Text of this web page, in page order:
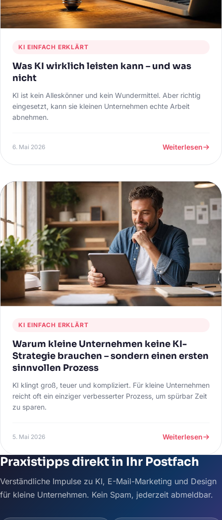
KI EINFACH ERKLÄRT
Was KI wirklich leisten kann – und was
nicht
KI ist kein Alleskönner und kein Wundermittel. Aber richtig
eingesetzt, kann sie kleinen Unternehmen echte Arbeit
abnehmen.
6. Mai 2026 Weiterlesen
KI EINFACH ERKLÄRT
Warum kleine Unternehmen keine KI-
Strategie brauchen – sondern einen ersten
sinnvollen Prozess
KI klingt groß, teuer und kompliziert. Für kleine Unternehmen
reicht oft ein einziger verbesserter Prozess, um spürbar Zeit
zu sparen.
5. Mai 2026 Weiterlesen
Praxistipps direkt in Ihr Postfach
Verständliche Impulse zu KI, E-Mail-Marketing und Design
für kleine Unternehmen. Kein Spam, jederzeit abmeldbar.